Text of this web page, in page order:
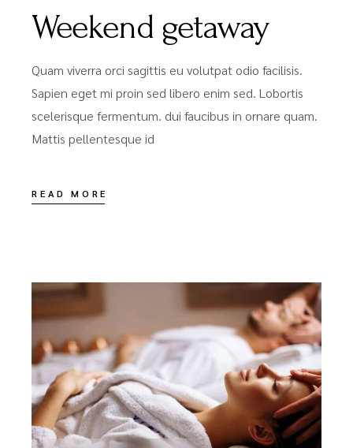
Weekend getaway
Quam viverra orci sagittis eu volutpat odio facilisis.
Sapien eget mi proin sed libero enim sed. Lobortis
scelerisque fermentum. dui faucibus in ornare quam.
Mattis pellentesque id
READ MORE